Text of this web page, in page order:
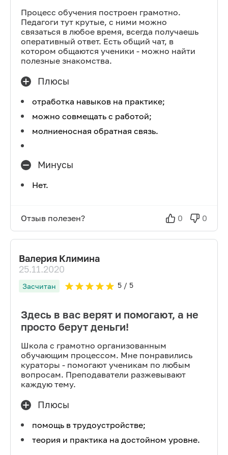
Процесс обучения построен грамотно.
Педагоги тут крутые, с ними можно
связаться в любое время, всегда получаешь
оперативный ответ. Есть общий чат, в
котором общаются ученики - можно найти
полезные знакомства.
Плюсы
отработка навыков на практике;
можно совмещать с работой;
молниеносная обратная связь.
Минусы
Нет.
Отзыв полезен? 0 0
Валерия Климина
25.11.2020
Засчитан 5/ 5
Здесь в вас верят и помогают, а не
просто берут деньги!
Школа с грамотно организованным
обучающим процессом. Мне понравились
кураторы - помогают ученикам по любым
вопросам. Преподаватели разжевывают
каждую тему.
Плюсы
помощь в трудоустройстве;
теория и практика на достойном уровне.